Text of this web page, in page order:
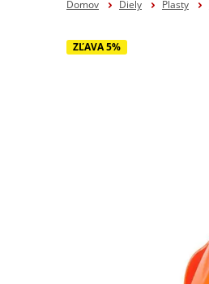
Domov Diely Plasty
ZĽAVA 5%